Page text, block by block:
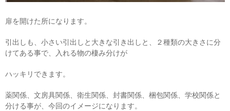
扉を開けた所になります。
引出しも、小さい引出しと大きな引き出しと、２種類の大きさに分
けてある事で、入れる物の棲み分けが
ハッキリできます。
薬関係、文房具関係、衛生関係、封書関係、梱包関係、学校関係と
分ける事が、今回のイメージになります。